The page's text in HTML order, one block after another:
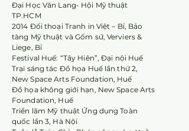
Đại Học Văn Lang- Hội Mỹ thuật
TP.HCM
2014 Đối thoại Tranh in Việt – Bỉ, Bảo
tàng Mỹ thuật và Gốm sứ, Verviers &
Liege, Bỉ
Festival Huế: “Tây Hiên”, Đại nội Huế
Trại sáng tác Đồ họa Huế lần thứ 2,
New Space Arts Foundation, Huế
Đồ họa không giới hạn, New Space Arts
Foundation, Huế
Triển lãm Mỹ thuật Ứng dụng Toàn
quốc lần 3, Hà Nội